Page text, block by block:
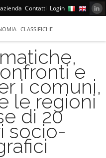
Contatti Login
CLASSIFICHE
e
i comuni,
le regioni
di 20
socio-